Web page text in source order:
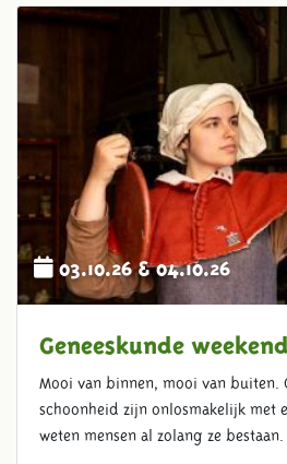
03.10.26 & 04.10.26
Geneeskunde weekend
Mooi van binnen, mooi van buiten.
schoonheid zijn onlosmakelijk met
weten mensen al zolang ze bestaan.